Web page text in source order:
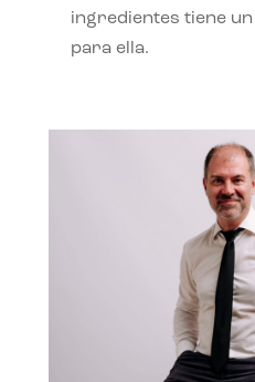
ingredientes tiene
para ella.